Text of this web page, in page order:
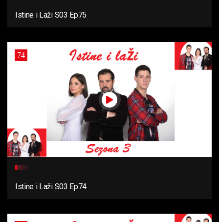
Istine i Laži S03 Ep75
74
Istine i Laži S03 Ep74